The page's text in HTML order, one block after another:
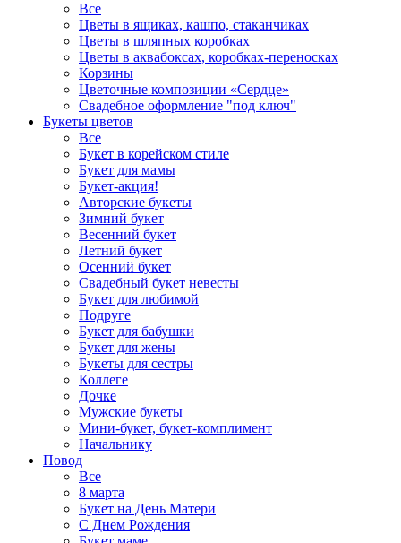
Все
Цветы в ящиках, кашпо, стаканчиках
Цветы в шляпных коробках
Цветы в аквабоксах, коробках-переносках
Корзины
Цветочные композиции «Сердце»
Свадебное оформление "под ключ"
Букеты цветов
Все
Букет в корейском стиле
Букет для мамы
Букет-акция!
Авторские букеты
Зимний букет
Весенний букет
Летний букет
Осенний букет
Свадебный букет невесты
Букет для любимой
Подруге
Букет для бабушки
Букет для жены
Букеты для сестры
Коллеге
Дочке
Мужские букеты
Мини-букет, букет-комплимент
Начальнику
Повод
Все
8 марта
Букет на День Матери
С Днем Рождения